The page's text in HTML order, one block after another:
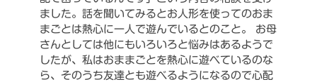
ました。話を聞いてみるとお人形を使ってのおま
まごとは熱心に一人で遊んでいるとのこと。
お母
さんとしては他にもいろいろと悩みはあるようで
したが、私はおままごとを熱心に遊べているのな
ら、そのうち友達とも遊べるようになるので心配